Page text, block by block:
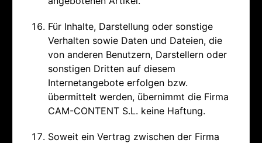
Für Inhalte, Darstellung oder sonstige
Verhalten sowie Daten und Dateien, die
von anderen Benutzern, Darstellern oder
sonstigen Dritten auf diesem
Internetangebote erfolgen bzw.
übermittelt werden, übernimmt die Firma
CAM-CONTENT S.L. keine Haftung.
Soweit ein Vertrag zwischen der Firma